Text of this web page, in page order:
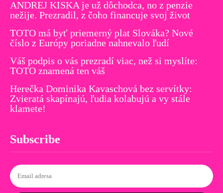
ANDREJ KISKA je už dôchodca, no z penzie
nežije. Prezradil, z čoho financuje svoj život
TOTO má byť priemerný plat Slováka? Nové
číslo z Európy poriadne nahnevalo ľudí
Váš podpis o vás prezradí viac, než si myslíte:
TOTO znamená ten váš
Herečka Dominika Kavaschová bez servítky:
Zvieratá skapínajú, ľudia kolabujú a vy stále
klamete!
Subscribe